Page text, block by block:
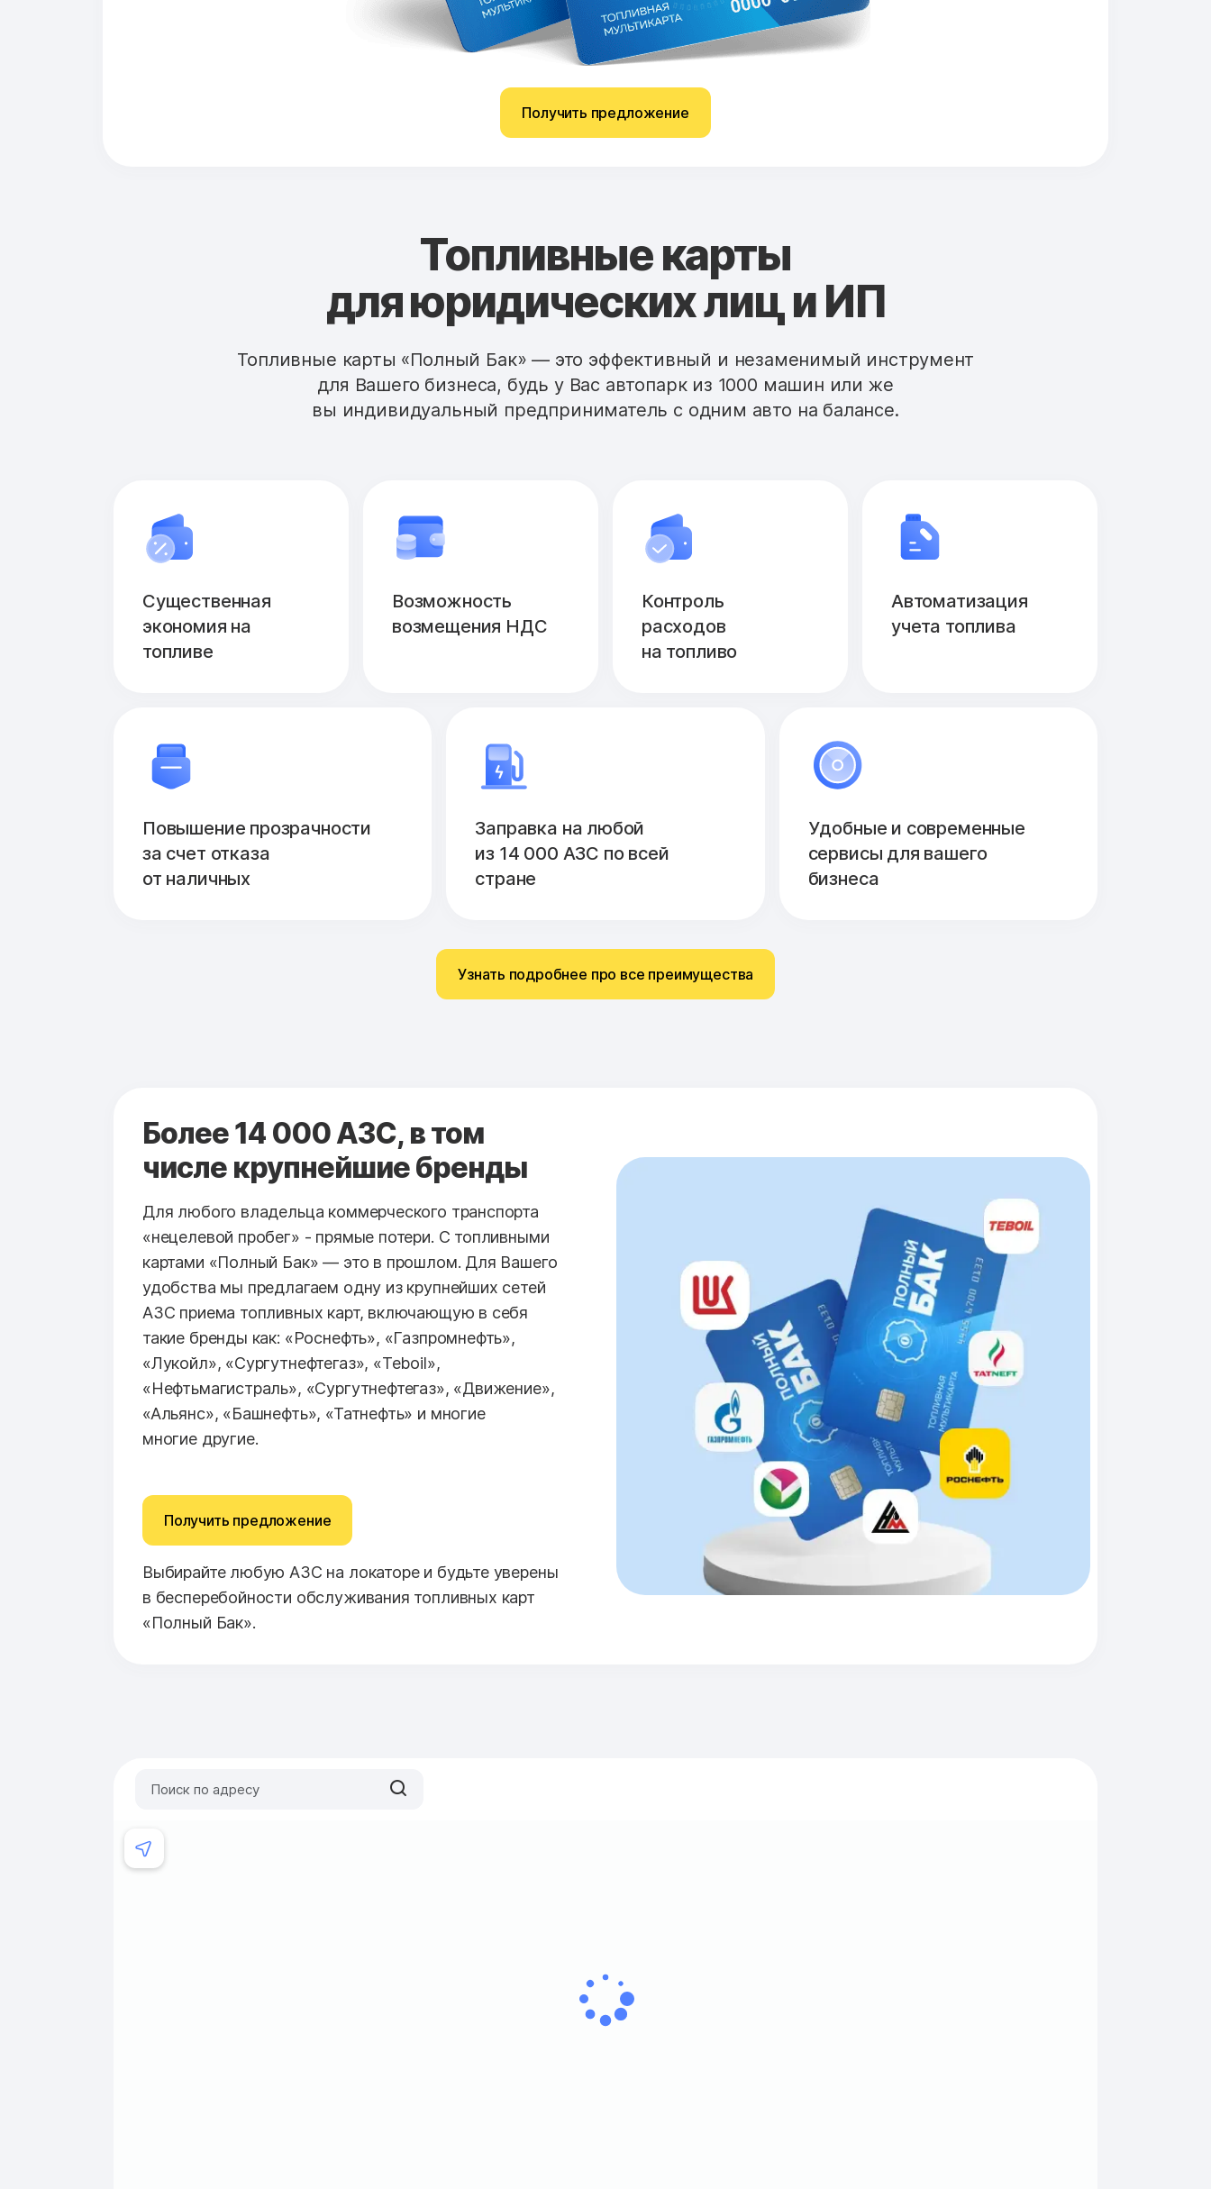
Получить предложение
Топливные карты
для юридических лиц и ИП
Топливные карты «Полный Бак» — это эффективный и незаменимый инструмент
для Вашего бизнеса, будь у Вас автопарк из 1000 машин или же
вы индивидуальный предприниматель с одним авто на балансе.
Существенная
экономия на
топливе
Возможность
возмещения НДС
Контроль
расходов
на топливо
Автоматизация
учета топлива
Повышение прозрачности
за счет отказа
от наличных
Заправка на любой
из 14 000 АЗС по всей
стране
Удобные и современные
сервисы для вашего
бизнеса
Узнать подробнее про все преимущества
Более 14 000 АЗС, в том
числе крупнейшие бренды
Для любого владельца коммерческого транспорта
«нецелевой пробег» - прямые потери. С топливными
картами «Полный Бак» — это в прошлом. Для Вашего
удобства мы предлагаем одну из крупнейших сетей
АЗС приема топливных карт, включающую в себя
такие бренды как: «Роснефть», «Газпромнефть»,
«Лукойл», «Сургутнефтегаз», «Teboil»,
«Нефтьмагистраль», «Сургутнефтегаз», «Движение»,
«Альянс», «Башнефть», «Татнефть» и многие
многие другие.
Получить предложение
Выбирайте любую АЗС на локаторе и будьте уверены
в бесперебойности обслуживания топливных карт
«Полный Бак».